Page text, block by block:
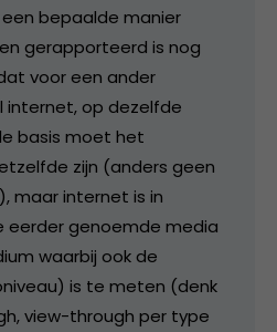
bepaalde manier
gerapporteerd is nog
voor een ander
internet, op dezelfde
basis moet het
zijn (anders geen
maar internet is in
genoemde media
waarbij ook de
is te meten (denk
view-through per type